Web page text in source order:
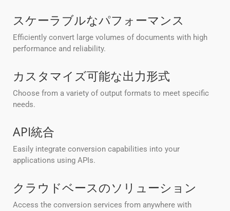
スケーラブルなパフォーマンス
Efficiently convert large volumes of documents with high
performance and reliability.
カスタマイズ可能な出力形式
Choose from a variety of output formats to meet specific
needs.
API統合
Easily integrate conversion capabilities into your
applications using APIs.
クラウドベースのソリューション
Access the conversion services from anywhere with